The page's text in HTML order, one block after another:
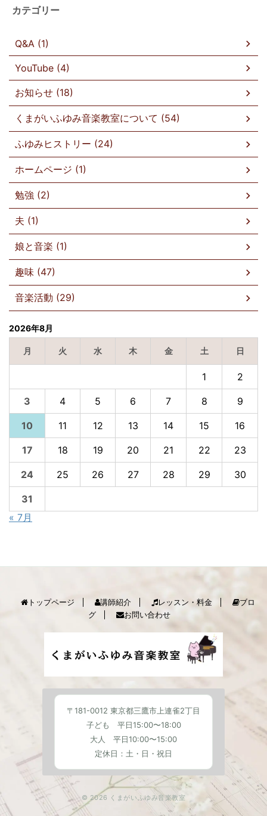
カテゴリー
Q&A (1)
YouTube (4)
お知らせ (18)
くまがいふゆみ音楽教室について (54)
ふゆみヒストリー (24)
ホームページ (1)
勉強 (2)
夫 (1)
娘と音楽 (1)
趣味 (47)
音楽活動 (29)
2026年8月
月 火 水 木 金 土 日
1 2
3 4 5 6 7 8 9
10 11 12 13 14 15 16
17 18 19 20 21 22 23
24 25 26 27 28 29 30
31
« 7月
トップページ 講師紹介 レッスン・料金
ブロ
グ
お問い合わせ
〒181-0012 東京都三鷹市上連雀2丁目
子ども 平日15:00〜18:00
大人 平日10:00〜15:00
定休日：土・日・祝日
© 2026 くまがいふゆみ音楽教室